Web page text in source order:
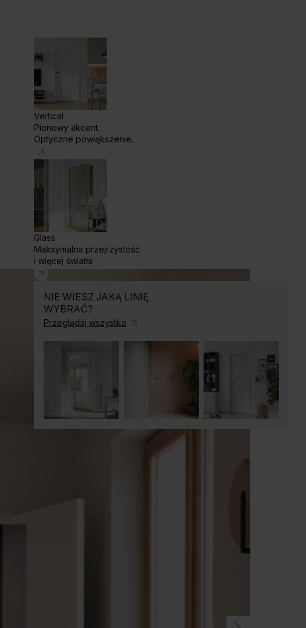
Vertical
Pionowy akcent.
Optyczne powiększenie.
Glass
Maksymalna przejrzystość
i więcej światła
NIE WIESZ JAKĄ LINIĘ
WYBRAĆ?
Przeglądaj wszystko